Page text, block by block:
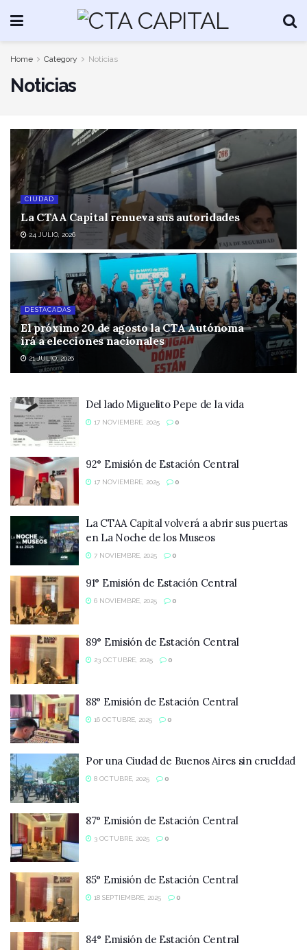
Home Category Noticias
Noticias
CIUDAD
La CTAA Capital renueva sus autoridades
24 JULIO, 2026
DESTACADAS
El próximo 20 de agosto la CTA Autónoma
irá a elecciones nacionales
21 JULIO, 2026
Del lado Miguelito Pepe de la vida
17 NOVIEMBRE, 2025 0
92° Emisión de Estación Central
17 NOVIEMBRE, 2025 0
La CTAA Capital volverá a abrir sus puertas
en La Noche de los Museos
7 NOVIEMBRE, 2025 0
91° Emisión de Estación Central
6 NOVIEMBRE, 2025 0
89° Emisión de Estación Central
23 OCTUBRE, 2025 0
88° Emisión de Estación Central
16 OCTUBRE, 2025 0
Por una Ciudad de Buenos Aires sin crueldad
8 OCTUBRE, 2025 0
87° Emisión de Estación Central
3 OCTUBRE, 2025 0
85° Emisión de Estación Central
18 SEPTIEMBRE, 2025 0
84° Emisión de Estación Central